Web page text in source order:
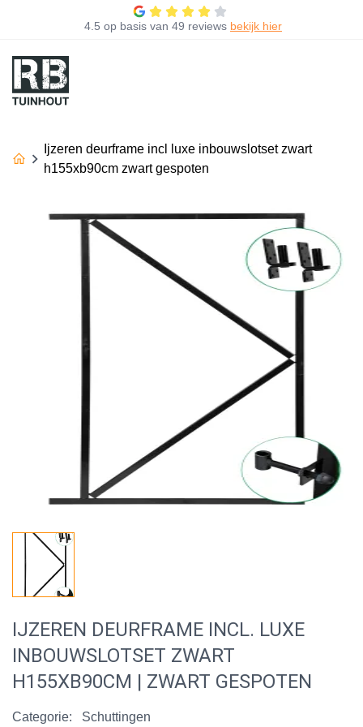
4.5 op basis van 49 reviews bekijk hier
Ijzeren deurframe incl luxe inbouwslotset zwart
h155xb90cm zwart gespoten
IJZEREN DEURFRAME INCL. LUXE
INBOUWSLOTSET ZWART
H155XB90CM | ZWART GESPOTEN
Categorie:
Schuttingen